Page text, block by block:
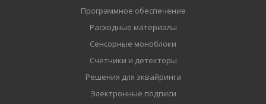
Программное обеспечение
Расходные материалы
Сенсорные моноблоки
Счетчики и детекторы
Решения для эквайринга
Электронные подписи